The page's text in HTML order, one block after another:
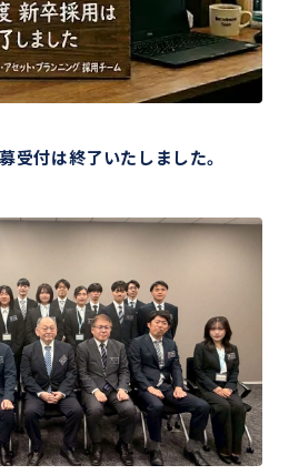
受付は終了いたしました。